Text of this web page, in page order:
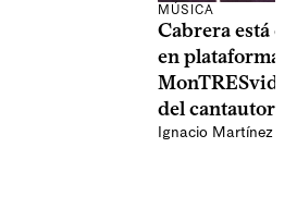
MÚSICA
Cabrera está
en plataformas
del cantautor
Ignacio Martínez